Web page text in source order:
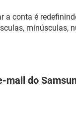
a conta é
minúsculas,
mail do